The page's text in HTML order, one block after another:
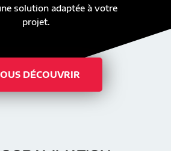
solution adaptée à votre
projet.
DÉCOUVRIR